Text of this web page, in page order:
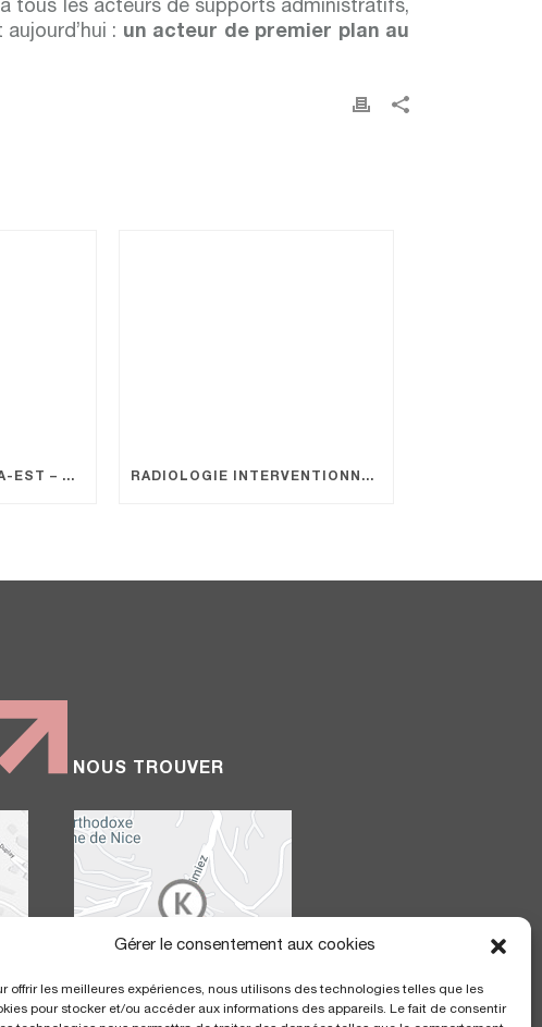
Gérer le consentement aux cookies
offrir les meilleures expériences, nous utilisons des technologies telles que les
pour stocker et/ou accéder aux informations des appareils. Le fait de consentir
tous les acteurs de supports administratifs,
: un acteur de premier plan au
1ERE EN REGION PACA-EST – CHIRURGIE ROBOTIQUE EN PEDIATRIE RADIOLOGIE INTERVENTIONNELLE
NOUS TROUVER